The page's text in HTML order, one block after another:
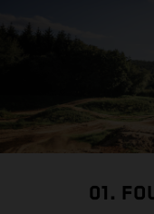
01.